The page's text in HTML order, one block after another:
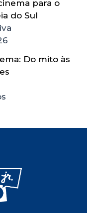
para o
do Sul
Do mito às